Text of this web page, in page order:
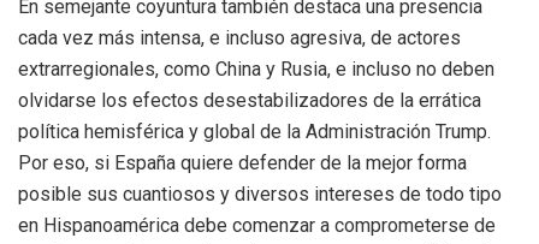
En semejante coyuntura también destaca una presencia
cada vez más intensa, e incluso agresiva, de actores
extrarregionales, como China y Rusia, e incluso no deben
olvidarse los efectos desestabilizadores de la errática
política hemisférica y global de la Administración Trump.
Por eso, si España quiere defender de la mejor forma
posible sus cuantiosos y diversos intereses de todo tipo
en Hispanoamérica debe comenzar a comprometerse de